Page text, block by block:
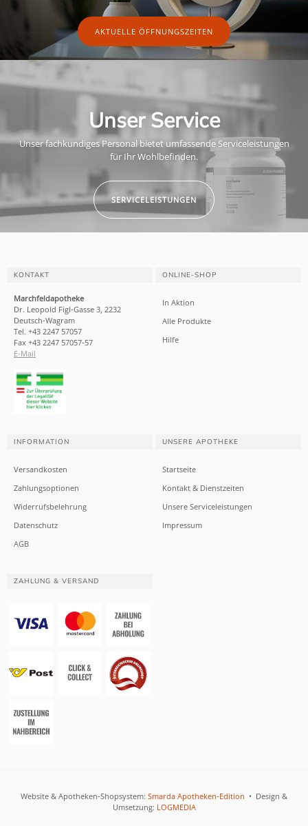
AKTUELLE ÖFFNUNGSZEITEN
Unser Service
Unser fachkundiges Personal bietet umfassende Serviceleistungen
für Ihr Wohlbefinden.
SERVICELEISTUNGEN
KONTAKT
Marchfeldapotheke
Dr. Leopold Figl-Gasse 3, 2232
Deutsch-Wagram
Tel. +43 2247 57057
Fax +43 2247 57057-57
E-Mail
ONLINE-SHOP
In Aktion
Alle Produkte
Hilfe
INFORMATION
Versandkosten
Zahlungsoptionen
Widerrufsbelehrung
Datenschutz
AGB
UNSERE APOTHEKE
Startseite
Kontakt & Dienstzeiten
Unsere Serviceleistungen
Impressum
ZAHLUNG & VERSAND
Website & Apotheken-Shopsystem: Smarda Apotheken-Edition • Design &
Umsetzung: LOGMEDIA